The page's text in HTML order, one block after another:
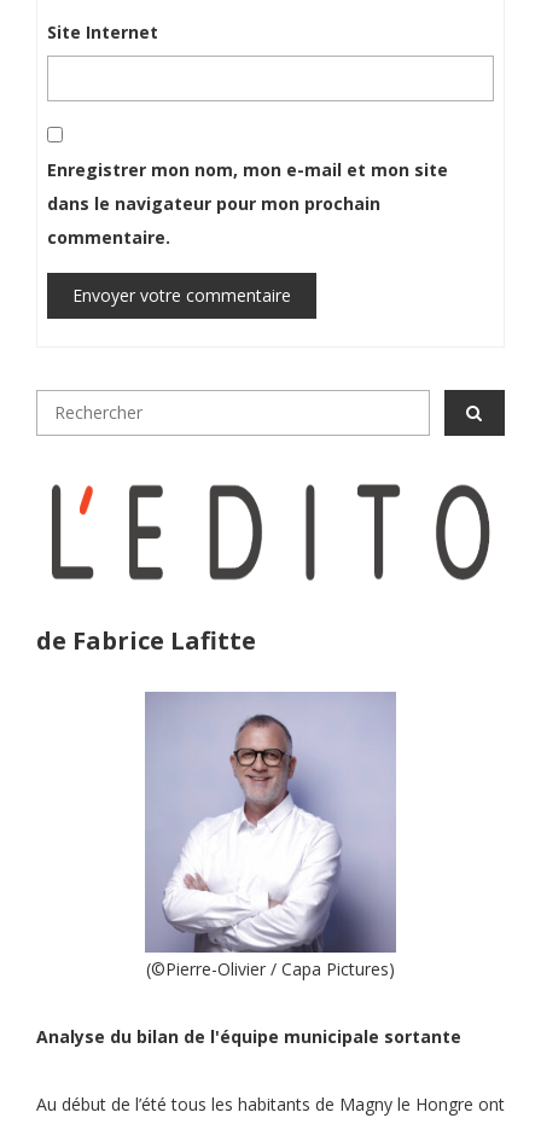
Site Internet
Enregistrer mon nom, mon e-mail et mon site
dans le navigateur pour mon prochain
commentaire.
Envoyer votre commentaire
de Fabrice Lafitte
(©Pierre-Olivier / Capa Pictures)
Analyse du bilan de l'équipe municipale sortante
Au début de l’été tous les habitants de Magny le Hongre ont